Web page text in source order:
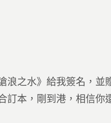
浪之水》給我簽名，
本，剛到港，相信你